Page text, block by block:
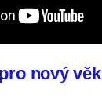
nový